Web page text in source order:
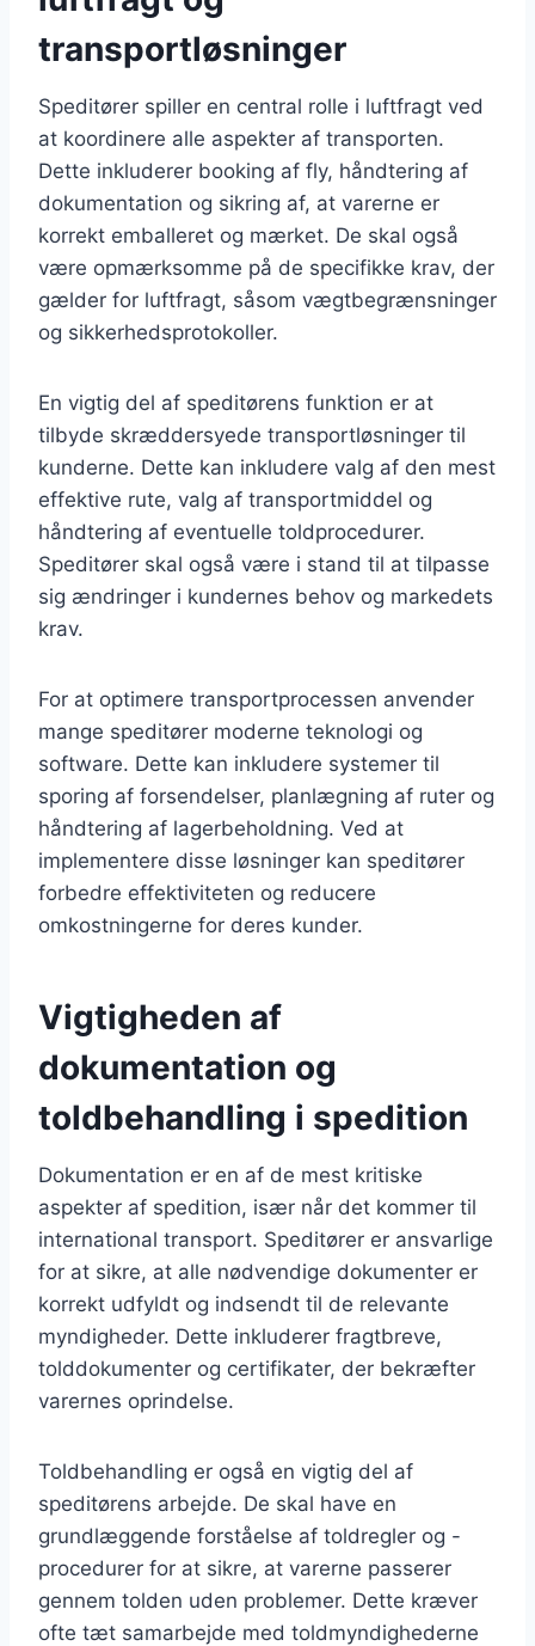
transportløsninger
Speditører spiller en central rolle i luftfragt ved
at koordinere alle aspekter af transporten.
Dette inkluderer booking af fly, håndtering af
dokumentation og sikring af, at varerne er
korrekt emballeret og mærket. De skal også
være opmærksomme på de specifikke krav, der
gælder for luftfragt, såsom vægtbegrænsninger
og sikkerhedsprotokoller.
En vigtig del af speditørens funktion er at
tilbyde skræddersyede transportløsninger til
kunderne. Dette kan inkludere valg af den mest
effektive rute, valg af transportmiddel og
håndtering af eventuelle toldprocedurer.
Speditører skal også være i stand til at tilpasse
sig ændringer i kundernes behov og markedets
krav.
For at optimere transportprocessen anvender
mange speditører moderne teknologi og
software. Dette kan inkludere systemer til
sporing af forsendelser, planlægning af ruter og
håndtering af lagerbeholdning. Ved at
implementere disse løsninger kan speditører
forbedre effektiviteten og reducere
omkostningerne for deres kunder.
Vigtigheden af
dokumentation og
toldbehandling i spedition
Dokumentation er en af de mest kritiske
aspekter af spedition, især når det kommer til
international transport. Speditører er ansvarlige
for at sikre, at alle nødvendige dokumenter er
korrekt udfyldt og indsendt til de relevante
myndigheder. Dette inkluderer fragtbreve,
tolddokumenter og certifikater, der bekræfter
varernes oprindelse.
Toldbehandling er også en vigtig del af
speditørens arbejde. De skal have en
grundlæggende forståelse af toldregler og -
procedurer for at sikre, at varerne passerer
gennem tolden uden problemer. Dette kræver
ofte tæt samarbejde med toldmyndighederne